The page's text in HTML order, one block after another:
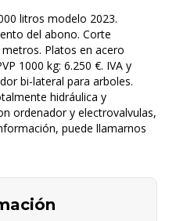
litros modelo 2023.
del abono. Corte
Platos en acero
1000 kg: 6.250 €. IVA y
bi-lateral para arboles.
hidráulica y
ordenador y electrovalvulas,
puede llamarnos